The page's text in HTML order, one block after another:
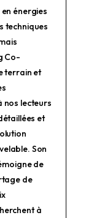
énergies
techniques
Co-
terrain et
nos lecteurs
et
Son
de
de
à